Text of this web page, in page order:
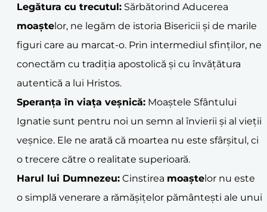
Legătura cu trecutul: Sărbătorind Aducerea
moaștelor, ne legăm de istoria Bisericii și de marile
figuri care au marcat-o. Prin intermediul sfinților, ne
conectăm cu tradiția apostolică și cu învățătura
autentică a lui Hristos.
Speranța în viața veșnică: Moaștele Sfântului
Ignatie sunt pentru noi un semn al învierii și al vieții
veșnice. Ele ne arată că moartea nu este sfârșitul, ci
o trecere către o realitate superioară.
Harul lui Dumnezeu: Cinstirea moaștelor nu este
o simplă venerare a rămășițelor pământești ale unui